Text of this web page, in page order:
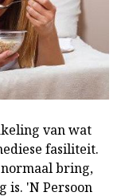
van wat
fasiliteit.
bring,
is. 'N Persoon